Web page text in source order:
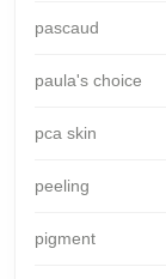
pascaud
paula's choice
pca skin
peeling
pigment